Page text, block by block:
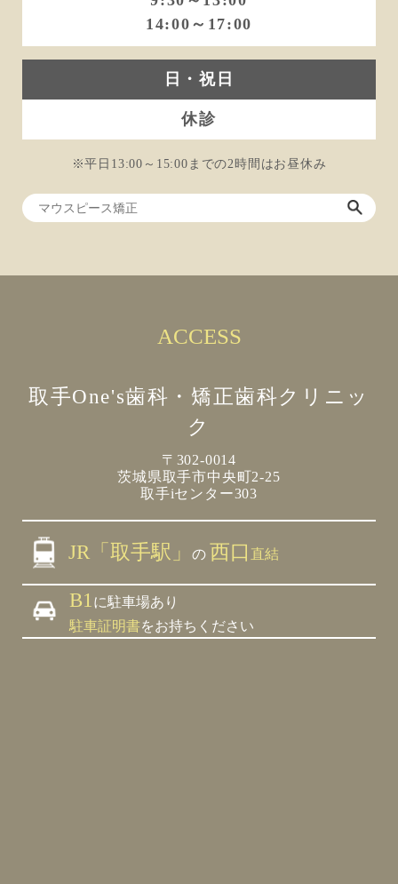
14:00～17:00
日・祝日
休診
※平日13:00～15:00までの2時間はお昼休み
ACCESS
取手One's歯科・矯正歯科クリニッ
ク
〒302-0014
茨城県取手市中央町2-25
取手iセンター303
JR「取手駅」 の 西口 直結
B1 に駐車場あり
駐車証明書をお持ちください